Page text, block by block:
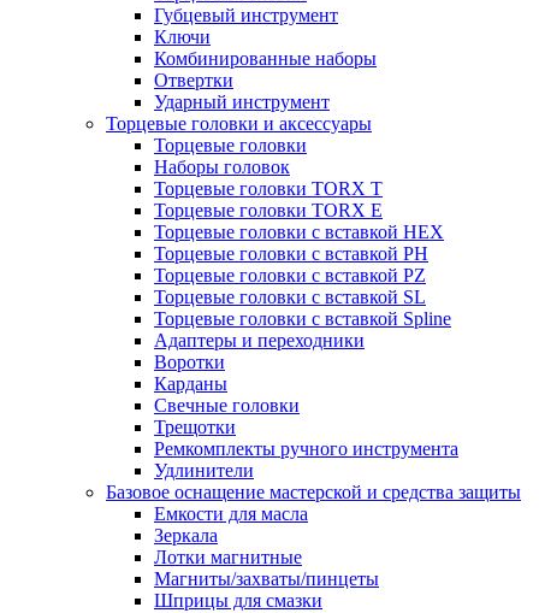
Губцевый инструмент
Ключи
Комбинированные наборы
Отвертки
Ударный инструмент
Торцевые головки и аксессуары
Торцевые головки
Наборы головок
Торцевые головки TORX T
Торцевые головки TORX Е
Торцевые головки с вставкой HEX
Торцевые головки с вставкой PH
Торцевые головки с вставкой PZ
Торцевые головки с вставкой SL
Торцевые головки с вставкой Spline
Адаптеры и переходники
Воротки
Карданы
Свечные головки
Трещотки
Ремкомплекты ручного инструмента
Удлинители
Базовое оснащение мастерской и средства защиты
Емкости для масла
Зеркала
Лотки магнитные
Магниты/захваты/пинцеты
Шприцы для смазки